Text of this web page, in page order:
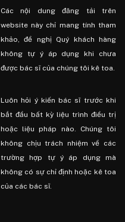
Các nội dung đăng tải trên
website này chỉ mang tính tham
khảo, đề nghị Quý khách hàng
không tự ý áp dụng khi chưa
được bác sĩ của chúng tôi kê toa.
Luôn hỏi ý kiến ​​bác sĩ trước khi
bắt đầu bất kỳ liệu trình điều trị
hoặc liệu pháp nào. Chúng tôi
không chịu trách nhiệm về các
trường hợp tự ý áp dụng mà
không có sự chỉ định hoặc kê toa
của các bác sĩ.